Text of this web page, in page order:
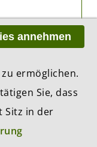
annehmen
ermöglichen.
Sie, dass
Sitz in der